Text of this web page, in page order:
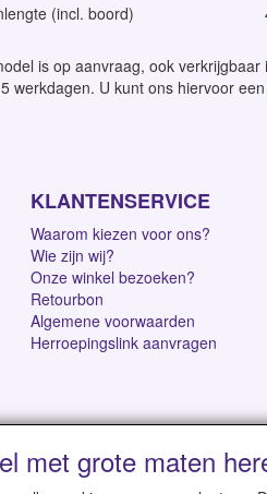
(incl. boord)
is op aanvraag, ook
werkdagen. U kunt ons hiervoor
KLANTENSERVICE
Waarom kiezen voor ons?
Wie zijn wij?
Onze winkel bezoeken?
Retourbon
Algemene voorwaarden
Herroepingslink aanvragen
1-2 werkdagen | Vanaf € 95
met grote maten